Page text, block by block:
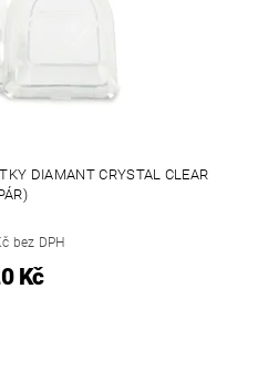
DIAMANT CRYSTAL CLEAR
bez DPH
Kč